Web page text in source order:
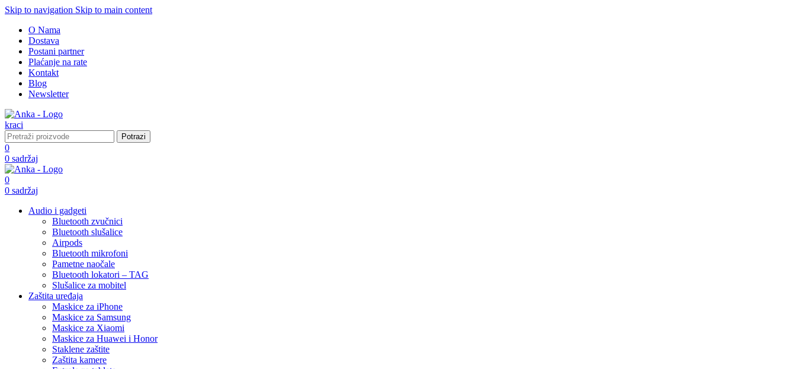
Skip to navigation Skip to main content
O Nama
Dostava
Postani partner
Plaćanje na rate
Kontakt
Blog
Newsletter
Potrazi
0
0 sadržaj
0
0 sadržaj
Audio i gadgeti
Bluetooth zvučnici
Bluetooth slušalice
Airpods
Bluetooth mikrofoni
Pametne naočale
Bluetooth lokatori – TAG
Slušalice za mobitel
Zaštita uređaja
Maskice za iPhone
Maskice za Samsung
Maskice za Xiaomi
Maskice za Huawei i Honor
Staklene zaštite
Zaštita kamere